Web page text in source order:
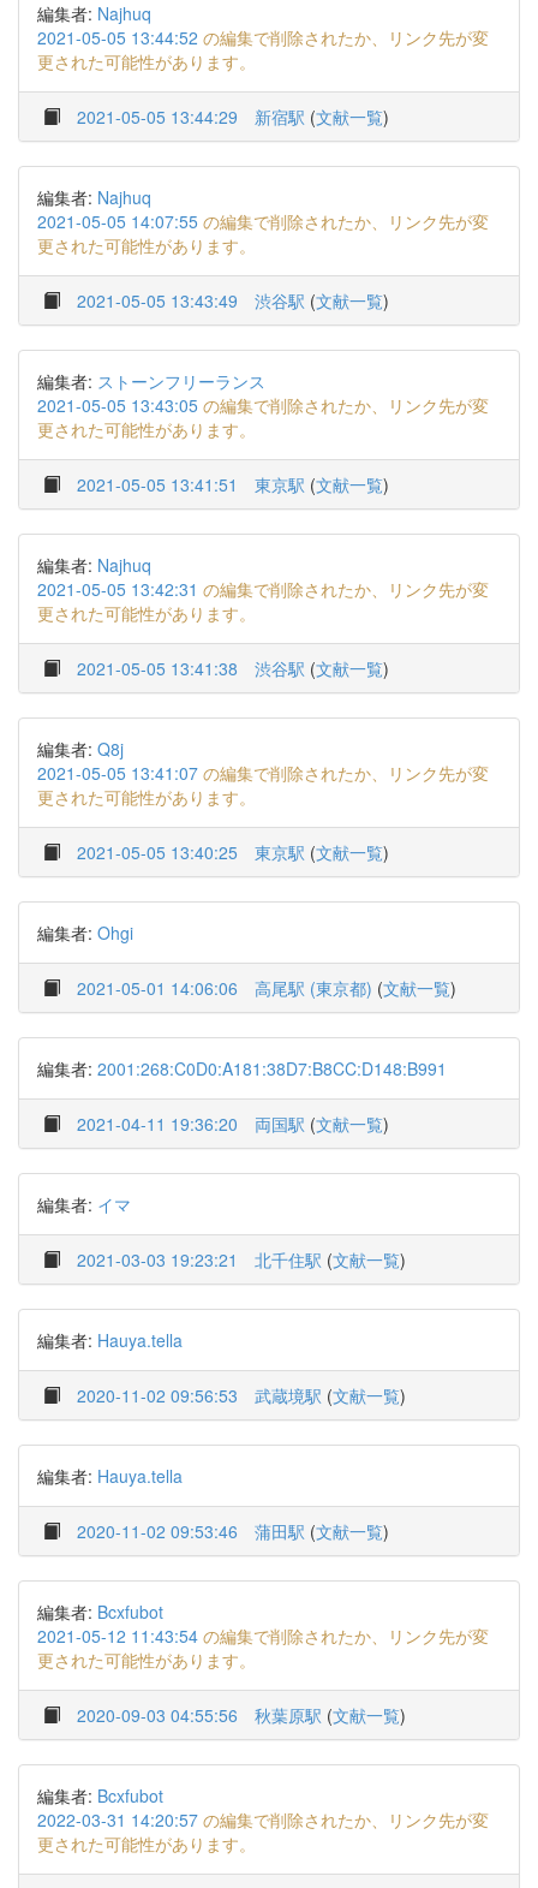
編集者: Najhuq
2021-05-05 13:44:52 の編集で削除されたか、リンク先が変
更された可能性があります。
2021-05-05 13:44:29 新宿駅 (文献一覧)
編集者: Najhuq
2021-05-05 14:07:55 の編集で削除されたか、リンク先が変
更された可能性があります。
2021-05-05 13:43:49 渋谷駅 (文献一覧)
編集者: ストーンフリーランス
2021-05-05 13:43:05 の編集で削除されたか、リンク先が変
更された可能性があります。
2021-05-05 13:41:51 東京駅 (文献一覧)
編集者: Najhuq
2021-05-05 13:42:31 の編集で削除されたか、リンク先が変
更された可能性があります。
2021-05-05 13:41:38 渋谷駅 (文献一覧)
編集者: Q8j
2021-05-05 13:41:07 の編集で削除されたか、リンク先が変
更された可能性があります。
2021-05-05 13:40:25 東京駅 (文献一覧)
編集者: Ohgi
2021-05-01 14:06:06 高尾駅 (東京都) (文献一覧)
編集者: 2001:268:C0D0:A181:38D7:B8CC:D148:B991
2021-04-11 19:36:20 両国駅 (文献一覧)
編集者: イマ
2021-03-03 19:23:21 北千住駅 (文献一覧)
編集者: Hauya.tella
2020-11-02 09:56:53 武蔵境駅 (文献一覧)
編集者: Hauya.tella
2020-11-02 09:53:46 蒲田駅 (文献一覧)
編集者: Bcxfubot
2021-05-12 11:43:54 の編集で削除されたか、リンク先が変
更された可能性があります。
2020-09-03 04:55:56 秋葉原駅 (文献一覧)
編集者: Bcxfubot
2022-03-31 14:20:57 の編集で削除されたか、リンク先が変
更された可能性があります。